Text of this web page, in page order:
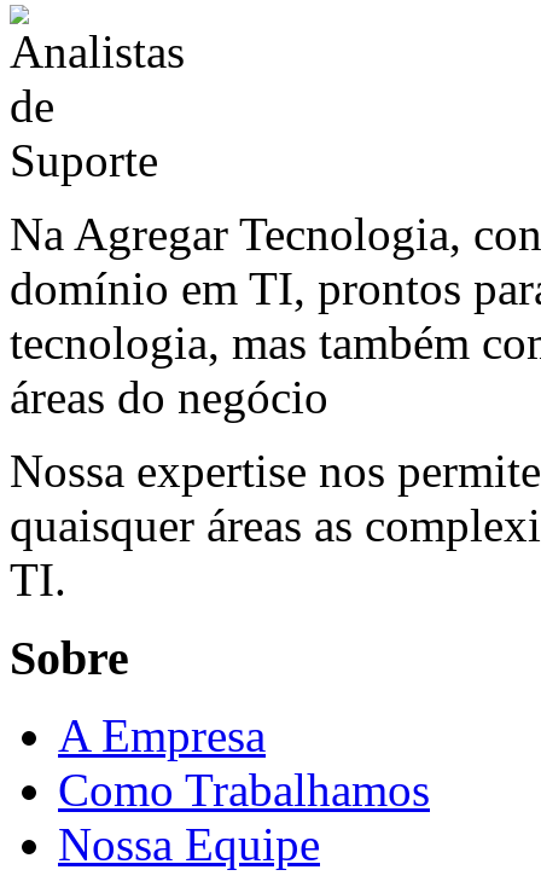
Na Agregar Tecnologia,
domínio em TI, prontos
tecnologia, mas também
áreas do negócio
Nossa expertise nos
quaisquer áreas as
TI.
Sobre
A Empresa
Como Trabalhamos
Nossa Equipe